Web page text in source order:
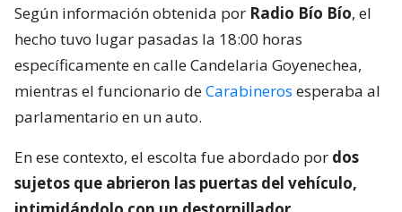
Según información obtenida por Radio Bío Bío, el
hecho tuvo lugar pasadas la 18:00 horas
específicamente en calle Candelaria Goyenechea,
mientras el funcionario deCarabineros esperaba al
parlamentario en un auto.
En ese contexto, el escolta fue abordado por dos
sujetos que abrieron las puertas del vehículo,